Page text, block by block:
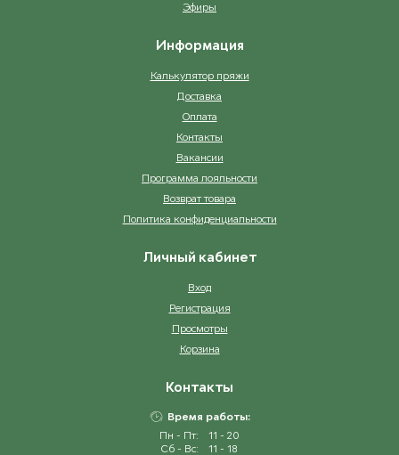
Эфиры
Информация
Калькулятор пряжи
Доставка
Оплата
Контакты
Вакансии
Программа лояльности
Возврат товара
Политика конфиденциальности
Личный кабинет
Вход
Регистрация
Просмотры
Корзина
Контакты
Время работы:
Пн - Пт:
11 - 20
Сб - Вс:
11 - 18